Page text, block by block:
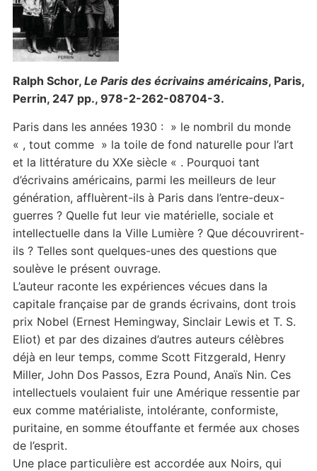
Ralph Schor, Le Paris des écrivains américains, Paris,
Perrin, 247 pp., 978-2-262-08704-3.
Paris dans les années 1930 : » le nombril du monde
« , tout comme » la toile de fond naturelle pour l’art
et la littérature du XXe siècle « . Pourquoi tant
d’écrivains américains, parmi les meilleurs de leur
génération, affluèrent-ils à Paris dans l’entre-deux-
guerres ? Quelle fut leur vie matérielle, sociale et
intellectuelle dans la Ville Lumière ? Que découvrirent-
ils ? Telles sont quelques-unes des questions que
soulève le présent ouvrage.
L’auteur raconte les expériences vécues dans la
capitale française par de grands écrivains, dont trois
prix Nobel (Ernest Hemingway, Sinclair Lewis et T. S.
Eliot) et par des dizaines d’autres auteurs célèbres
déjà en leur temps, comme Scott Fitzgerald, Henry
Miller, John Dos Passos, Ezra Pound, Anaïs Nin. Ces
intellectuels voulaient fuir une Amérique ressentie par
eux comme matérialiste, intolérante, conformiste,
puritaine, en somme étouffante et fermée aux choses
de l’esprit.
Une place particulière est accordée aux Noirs, qui